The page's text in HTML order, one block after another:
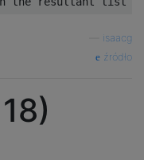
isaacg
źródło
18)